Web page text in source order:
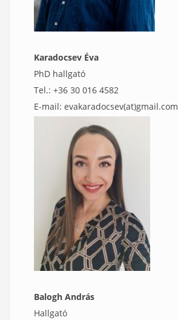
Karadocsev Éva
PhD hallgató
Tel.: +36 30 016 4582
E-mail: evakaradocsev(at)gmail.com
Balogh András
Hallgató